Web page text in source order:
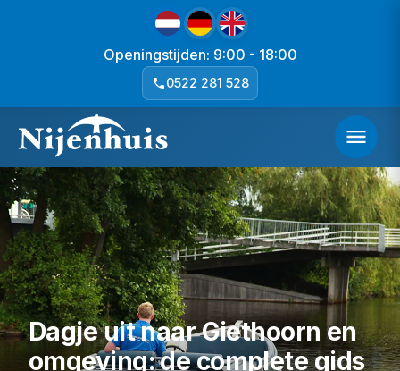
Openingstijden: 9:00 - 18:00
0522 281 528
Dagje uit naar Giethoorn en
omgeving: de complete gids